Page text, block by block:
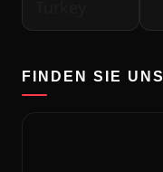
FINDEN SIE UNS